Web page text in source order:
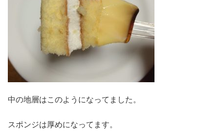
中の地層はこのようになってました。
スポンジは厚めになってます。